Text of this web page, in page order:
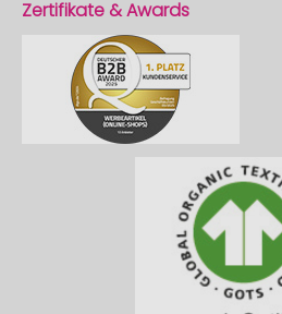
Zertifikate & Awards